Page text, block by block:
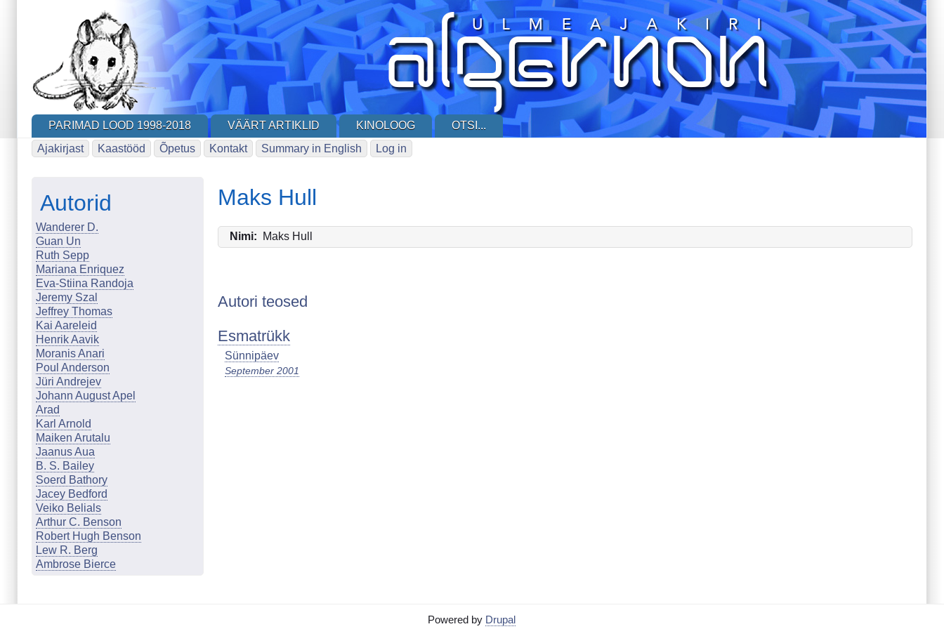
PARIMAD LOOD 1998-2018 VÄÄRT ARTIKLID KINOLOOG
OTSI...
Ajakirjast
Kaastööd Õpetus Kontakt Summary in English Log in
Autorid
Wanderer D.
Guan Un
Ruth Sepp
Mariana Enriquez
Eva-Stiina Randoja
Jeremy Szal
Jeffrey Thomas
Kai Aareleid
Henrik Aavik
Moranis Anari
Poul Anderson
Jüri Andrejev
Johann August Apel
Arad
Karl Arnold
Maiken Arutalu
Jaanus Aua
B. S. Bailey
Soerd Bathory
Jacey Bedford
Veiko Belials
Arthur C. Benson
Robert Hugh Benson
Lew R. Berg
Ambrose Bierce
Maks Hull
Nimi Maks Hull
Autori teosed
Esmatrükk
Sünnipäev
September 2001
Powered by Drupal